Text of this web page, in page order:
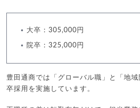
大卒：305,000円
院卒：325,000円
豊田通商では「グローバル職」と「地
卒採用を実施しています。